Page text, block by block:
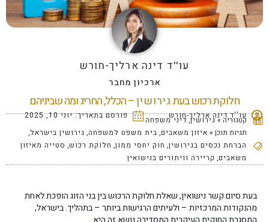
עו''ד דינה ארליך-חורש
ארכיון מחבר
חלוקת רכוש בעתגירושין– הכלל, החריג ומה שביניהם
עו''ד דינה ארליך-חורש פורסם בתאריך:יוני 10, 2025 קטגוריה » גירושין,דיני משפחה
תגיות תוכן » איזון משאבים,בית משפט למשפחה,גירושין בישראל,
הברחת נכסים בגירושין,חוק יחסי ממון,חלוקת רכוש,סטייה מאיזון
משאבים,קריירה וויתורים בנישואין
בעת סיום קשר נישואין, שאלת חלוקת הרכוש בין בני הזוג הופכת לאחת
מהנקודות המרכזיות – ולעיתים הרגישות ביותר – בתהליך. בישראל,